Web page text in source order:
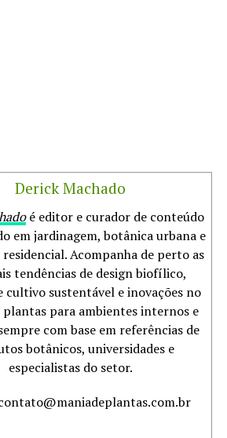
Derick Machado
é editor e curador de conteúdo
em jardinagem, botânica urbana e
residencial. Acompanha de perto as
tendências de design biofílico,
cultivo sustentável e inovações no
plantas para ambientes internos e
com base em referências de
botânicos, universidades e
especialistas do setor.